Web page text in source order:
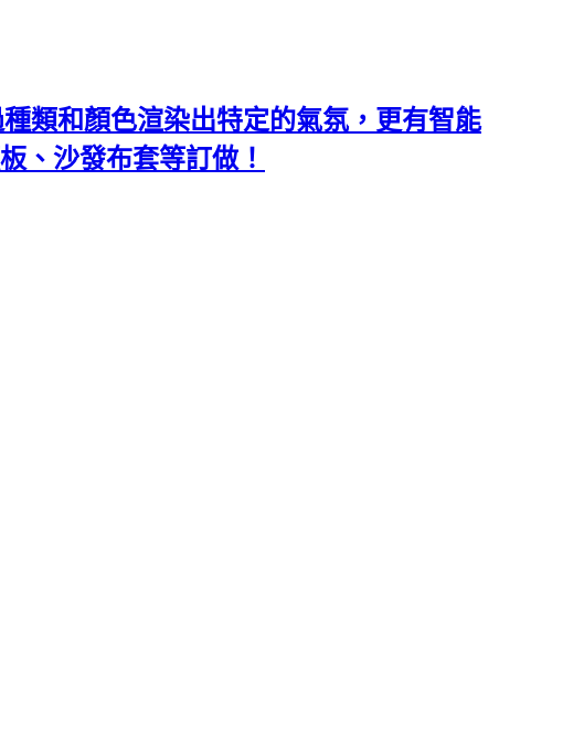
類和顏色渲染出特定的氣氛，更有智能
、沙發布套等訂做！